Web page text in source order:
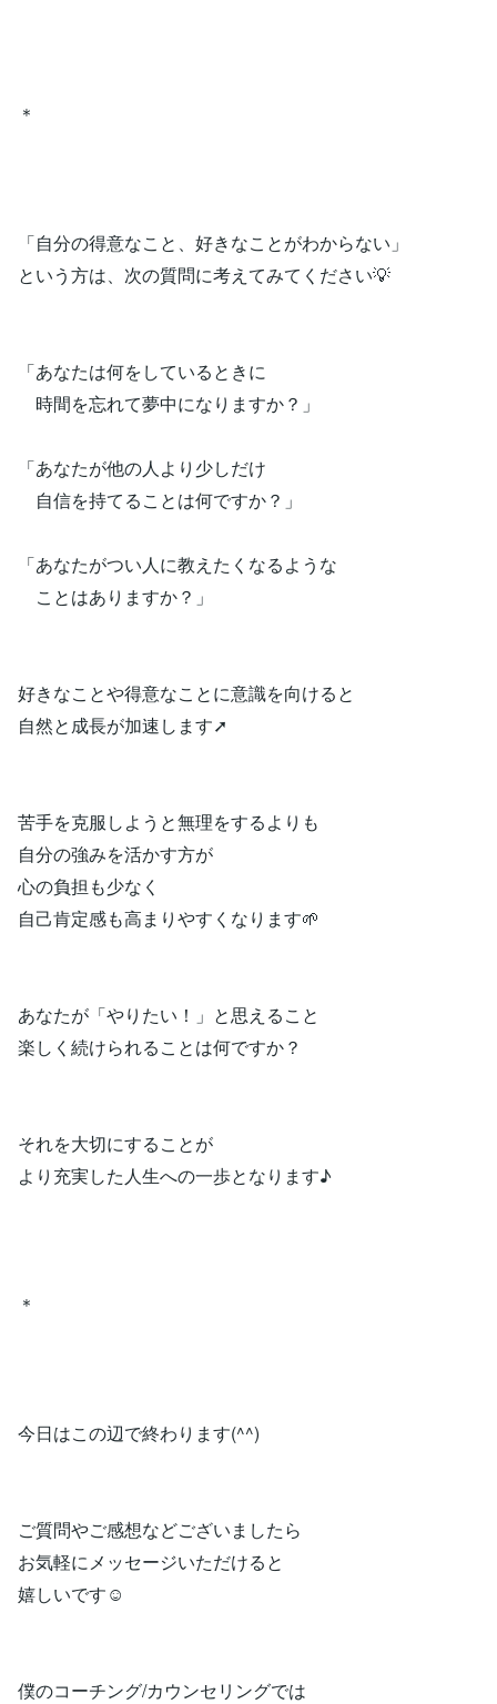
＊
「自分の得意なこと、好きなことがわからない」
という方は、次の質問に考えてみてください💡
「あなたは何をしているときに
時間を忘れて夢中になりますか？」
「あなたが他の人より少しだけ
自信を持てることは何ですか？」
「あなたがつい人に教えたくなるような
ことはありますか？」
好きなことや得意なことに意識を向けると
自然と成長が加速します➚
苦手を克服しようと無理をするよりも
自分の強みを活かす方が
心の負担も少なく
自己肯定感も高まりやすくなります🌱
あなたが「やりたい！」と思えること
楽しく続けられることは何ですか？
それを大切にすることが
より充実した人生への一歩となります♪
＊
今日はこの辺で終わります(^^)
ご質問やご感想などございましたら
お気軽にメッセージいただけると
嬉しいです☺️
僕のコーチング/カウンセリングでは